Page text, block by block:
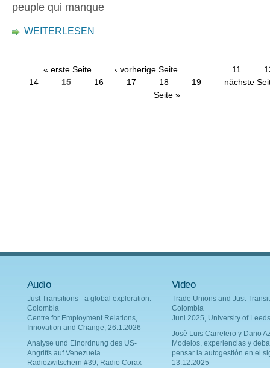
peuple qui manque
WEITERLESEN
« erste Seite ‹ vorherige Seite … 11
14
15 16 17 18 19
nächste
Seite »
Audio
Just Transitions - a global exploration:
Colombia
Centre for Employment Relations,
Innovation and Change, 26.1.2026
Analyse und Einordnung des US-
Angriffs auf Venezuela
Radiozwitschern #39, Radio Corax
Video
Trade Unions and Just
Colombia
Juni 2025, University of Leeds
Josè Luis Carretero y Dario
Modelos, experiencias y
pensar la autogestión en el
13.12.2025